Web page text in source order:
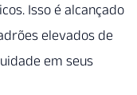
Isso é alcançado
elevados de
em seus